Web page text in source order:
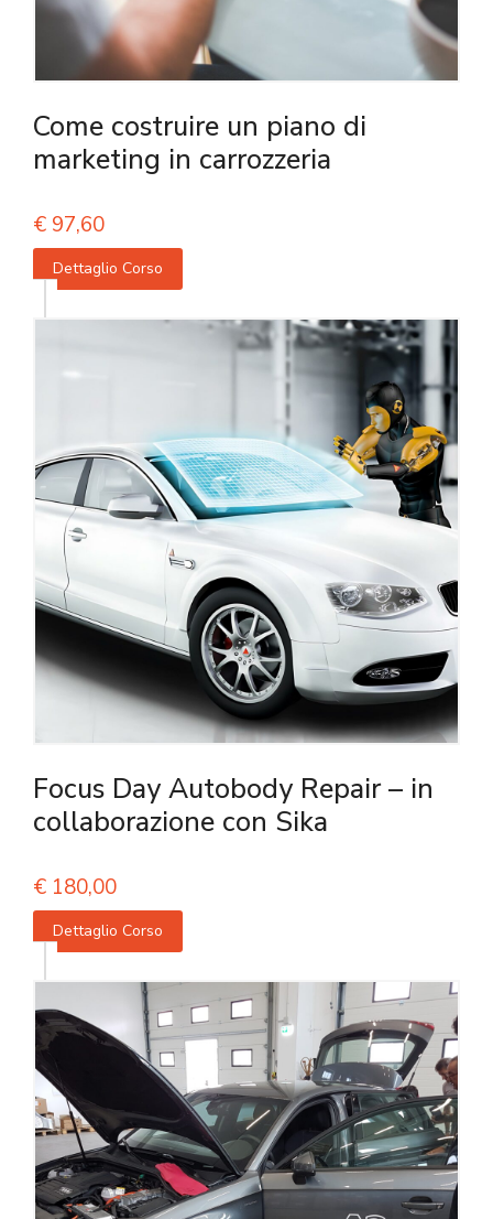
Come costruire un piano di
marketing in carrozzeria
€ 97,60
Dettaglio Corso
Focus Day Autobody Repair – in
collaborazione con Sika
€ 180,00
Dettaglio Corso